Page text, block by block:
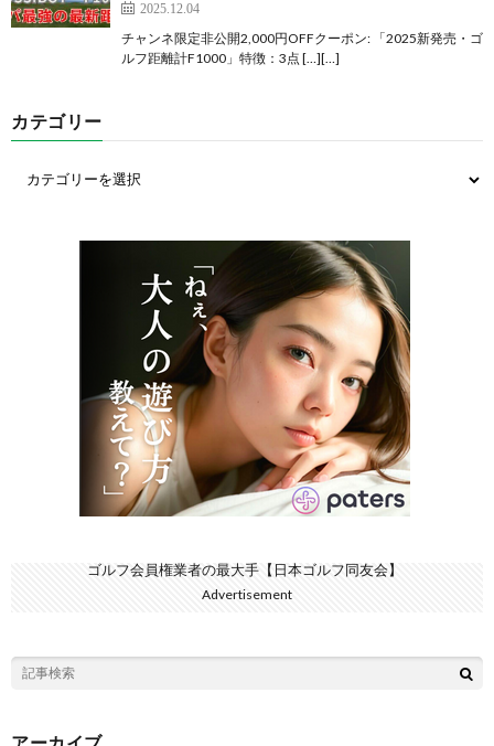
2025.12.04
チャンネ限定非公開2,000円OFFクーポン: 「2025新発売・ゴ
ルフ距離計F1000」特徴：3点 […][…]
カテゴリー
ゴルフ会員権業者の最大手【日本ゴルフ同友会】
Advertisement